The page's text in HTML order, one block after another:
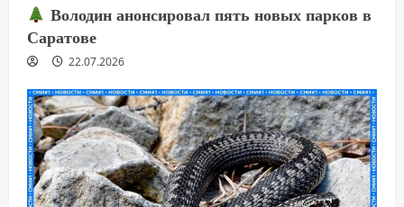
Володин анонсировал пять новых парков в
Саратове
22.07.2026